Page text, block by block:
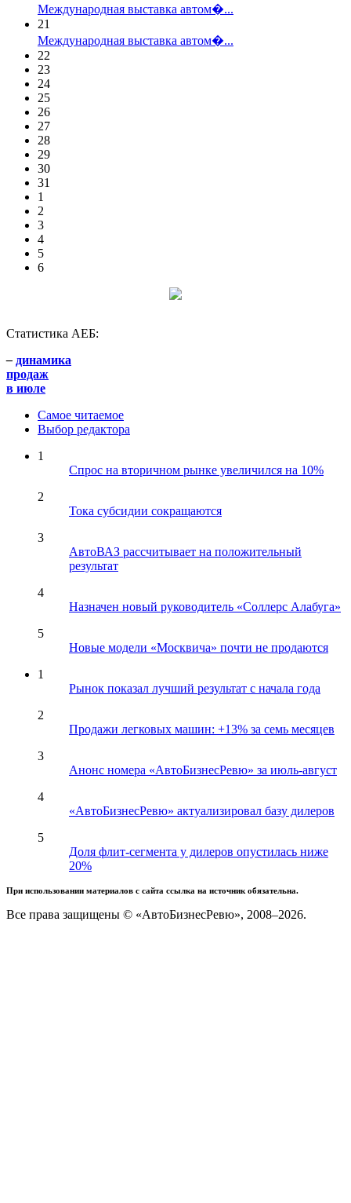
Международная выставка автом�...
21
Международная выставка автом�...
22
23
24
25
26
27
28
29
30
31
1
2
3
4
5
6
Статистика АЕБ:
– динамика
продаж
в июле
Самое читаемое
Выбор редактора
1
Спрос на вторичном рынке увеличился на 10%
2
Тока субсидии сокращаются
3
АвтоВАЗ рассчитывает на положительный
результат
4
Назначен новый руководитель «Соллерс Алабуга»
5
Новые модели «Москвича» почти не продаются
1
Рынок показал лучший результат с начала года
2
Продажи легковых машин: +13% за семь месяцев
3
Анонс номера «АвтоБизнесРевю» за июль-август
4
«АвтоБизнесРевю» актуализировал базу дилеров
5
Доля флит-сегмента у дилеров опустилась ниже
20%
При использовании материалов с сайта ссылка на источник обязательна.
Все права защищены © «АвтоБизнесРевю», 2008–2026.